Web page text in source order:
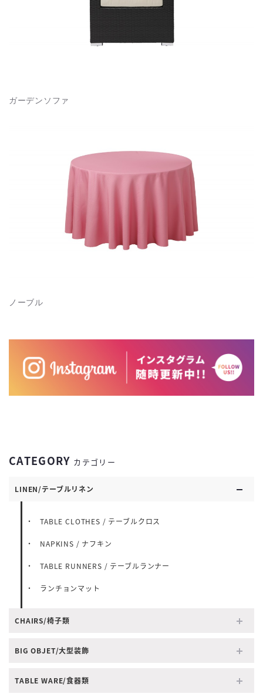
CATEGORY カテゴリー
LINEN/テーブルリネン
TABLE CLOTHES / テーブルクロス
NAPKINS / ナフキン
TABLE RUNNERS / テーブルランナー
ランチョンマット
CHAIRS/椅子類
BIG OBJET/大型装飾
TABLE WARE/食器類
ガーデンソファ
ノーブル